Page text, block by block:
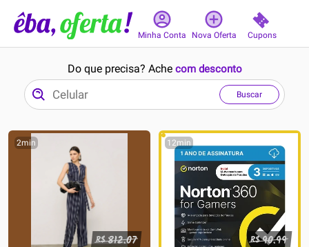
Minha Conta Nova Oferta Cupons
Do que precisa? Ache com desconto
Buscar
2min
R$812.07
12min
R$90.99